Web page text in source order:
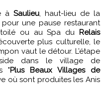
à Saulieu, haut-lieu de la
pour une pause restaurant
ou au Spa du
Relais
plus culturelle, le
vaut le détour. L’étape
dans le village de
"Plus Beaux Villages de
où sont produites les Anis